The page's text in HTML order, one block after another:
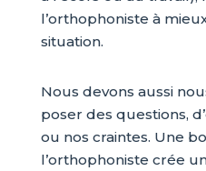
l’orthophoniste à
situation.
Nous devons aussi
poser des questions,
ou nos craintes. Une
l’orthophoniste crée